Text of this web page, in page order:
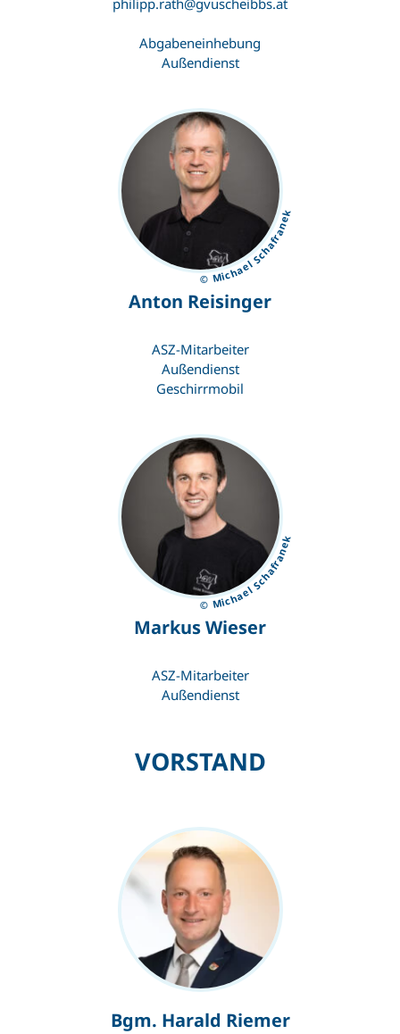
philipp.rath@gvuscheibbs.at
Abgabeneinhebung
Außendienst
© Michael Schafranek
Anton Reisinger
ASZ-Mitarbeiter
Außendienst
Geschirrmobil
© Michael Schafranek
Markus Wieser
ASZ-Mitarbeiter
Außendienst
VORSTAND
Bgm. Harald Riemer